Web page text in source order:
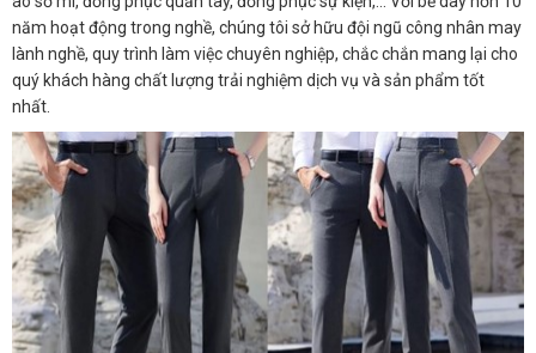
năm hoạt động trong nghề, chúng tôi sở hữu đội ngũ công nhân may
lành nghề, quy trình làm việc chuyên nghiệp, chắc chắn mang lại cho
quý khách hàng chất lượng trải nghiệm dịch vụ và sản phẩm tốt
nhất.